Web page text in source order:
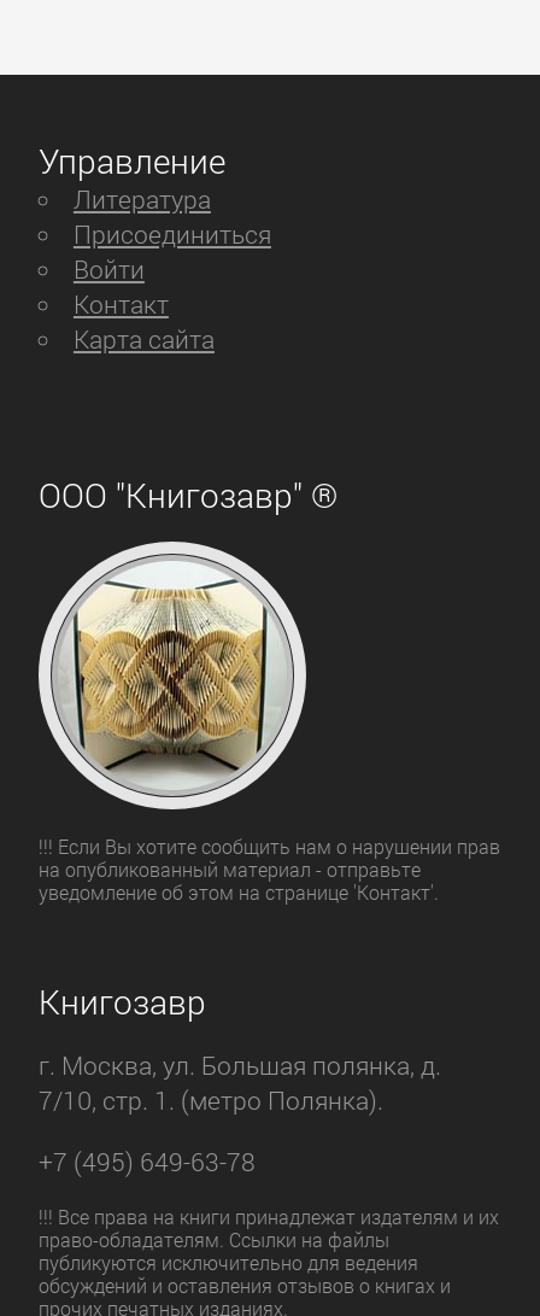
Управление
Литература
Присоединиться
Войти
Контакт
Карта сайта
ООО "Книгозавр" ®
!!! Если Вы хотите сообщить нам о нарушении прав
на опубликованный материал - отправьте
уведомление об этом на странице 'Контакт'.
Книгозавр
г. Москва, ул. Большая полянка, д.
7/10, стр. 1. (метро Полянка).
+7 (495) 649-63-78
!!! Все права на книги принадлежат издателям и их
право-обладателям. Ссылки на файлы
публикуются исключительно для ведения
обсуждений и оставления отзывов о книгах и
прочих печатных изданиях.